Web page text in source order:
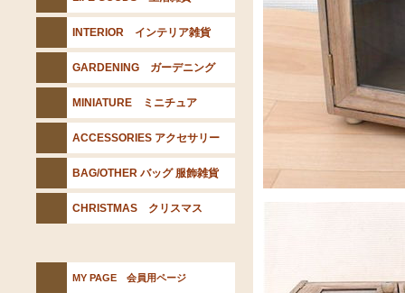
INTERIOR インテリア雑貨
GARDENING ガーデニング
MINIATURE ミニチュア
ACCESSORIES アクセサリー
BAG/OTHER バッグ 服飾雑貨
CHRISTMAS クリスマス
MY PAGE 会員用ページ